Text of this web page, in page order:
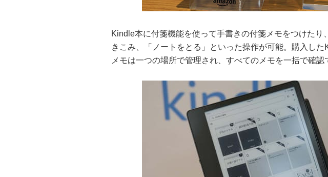
Kindle本に付箋機能を使って手書きの付箋メモをつけたり
きこみ、「ノートをとる」といった操作が可能。購入し
メモは一つの場所で管理され、すべてのメモを一括で確認